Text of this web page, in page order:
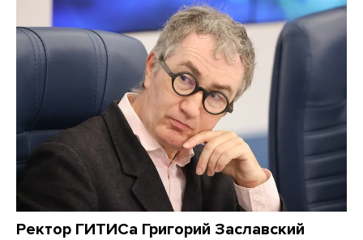
Ректор ГИТИСа Григорий Заславский